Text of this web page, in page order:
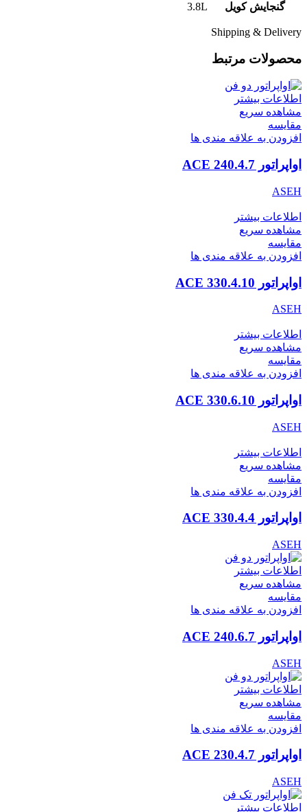
گنجایش کویل 3.8L
Shipping & Delivery
محصولات مرتبط
اطلاعات بیشتر
مشاهده سریع
مقایسه
افزودن به علاقه مندی ها
اواپراتور ACE 240.4.7
ASEH
اطلاعات بیشتر
مشاهده سریع
مقایسه
افزودن به علاقه مندی ها
اواپراتور ACE 330.4.10
ASEH
اطلاعات بیشتر
مشاهده سریع
مقایسه
افزودن به علاقه مندی ها
اواپراتور ACE 330.6.10
ASEH
اطلاعات بیشتر
مشاهده سریع
مقایسه
افزودن به علاقه مندی ها
اواپراتور ACE 330.4.4
ASEH
اطلاعات بیشتر
مشاهده سریع
مقایسه
افزودن به علاقه مندی ها
اواپراتور ACE 240.6.7
ASEH
اطلاعات بیشتر
مشاهده سریع
مقایسه
افزودن به علاقه مندی ها
اواپراتور ACE 230.4.7
ASEH
اطلاعات بیشتر